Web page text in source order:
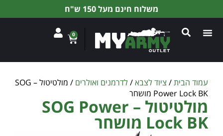
משלוח חינם מעל 150 ש"ח
0
עמוד הבית/ ציוד לצבא/לדרמנים ואולרים
/ מולטיטול – SOG
Power Lock BK מושחר
מולטיטול – SOG Power
Lock BK מושחר